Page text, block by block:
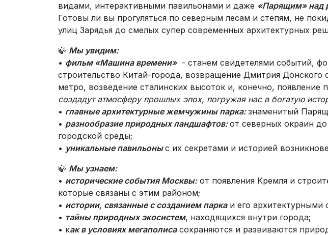
видами, интерактивными павильонами и даже «Парящим» над
Готовы ли вы прогуляться по северным лесам и степям, не
улиц Зарядья до смелых супер современных архитектурных
🍃 Мы увидим:
• фильм «Машина времени»- станем свидетелями событий,
строительство Китай-города, возвращение Дмитрия
метро, возведение сталинских высоток и, конечно, появление
создадут атмосферу прошлых эпох, погружая нас в богатую
• главные архитектурные жемчужины парка:знаменитый
• разнообразие природных ландшафтов:от северных окраин
городской среды;
• уникальные павильоныс их секретами и историей
🍃 Мы узнаем:
• исторические события Москвы:от появления Кремля и
которые связаны с этим районом;
• истории, связанные с созданием паркаи его архитектурными
• тайны природных экосистем, находящихся внутри города;
• как в условиях мегаполисасохраняются и развиваются